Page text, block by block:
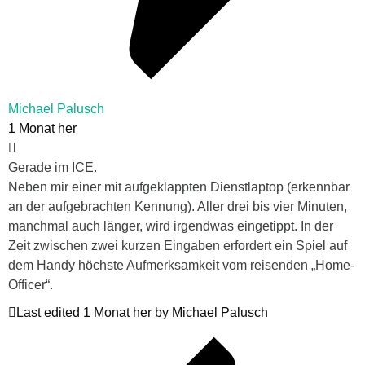
Michael Palusch
1 Monat her
Gerade im ICE.
Neben mir einer mit aufgeklappten Dienstlaptop (erkennbar
an der aufgebrachten Kennung). Aller drei bis vier Minuten,
manchmal auch länger, wird irgendwas eingetippt. In der
Zeit zwischen zwei kurzen Eingaben erfordert ein Spiel auf
dem Handy höchste Aufmerksamkeit vom reisenden „Home-
Officer“.
Last edited 1 Monat her by Michael Palusch